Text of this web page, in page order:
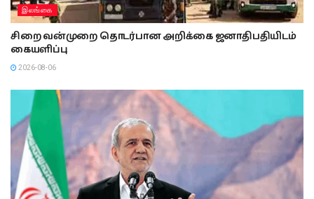
இலங்கை
சிறை வன்முறை தொடர்பான அறிக்கை ஜனாதிபதியிடம்
கையளிப்பு
2026-08-06